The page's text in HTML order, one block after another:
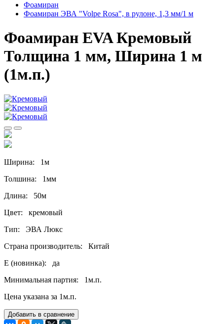
Фоамиран
Фоамиран ЭВА "Volpe Rosa", в рулоне, 1,3 мм/1 м
Фоамиран EVA Кремовый
Толщина 1 мм, Ширина 1 м
(1м.п.)
Ширина: 1м
Толшина: 1мм
Длина: 50м
Цвет: кремовый
Тип: ЭВА Люкс
Страна производитель: Китай
Е (новинка): да
Минимальная партия: 1м.п.
Цена указана за 1м.п.
Добавить в сравнение